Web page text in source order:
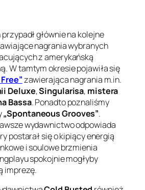
głównie na kolejne
nagrania wybranych
z amerykańską
W tamtym okresie pojawiła się
zawierająca nagrania m.in.
Deluxe,Singularisa, mistera
Bassa. Ponadto poznaliśmy
„Spontaneous Grooves”.
wydawnictwo odpowiada
postarał się o kipiący energią
i soulowe brzmienia
spokojnie mogłyby
imprezę.